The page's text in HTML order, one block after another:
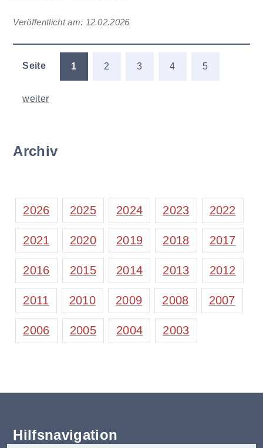
Veröffentlicht am: 12.02.2026
Seite 1 2 3 4 5
weiter
Archiv
2026 2025 2024 2023 2022
2021 2020 2019 2018 2017
2016 2015 2014 2013 2012
2011 2010 2009 2008 2007
2006 2005 2004 2003
Hilfsnavigation